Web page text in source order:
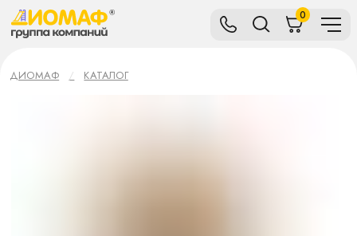
0
ДИОМАФ КАТАЛОГ